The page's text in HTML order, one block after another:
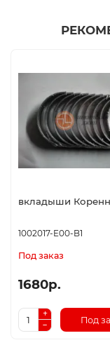
вкладыши
1002017-E00-B1
Под заказ
1680р.
Под